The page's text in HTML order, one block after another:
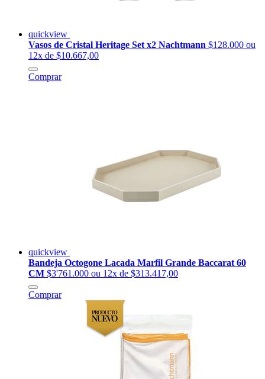
quickview
Vasos de Cristal Heritage Set x2 Nachtmann $128.000 ou
12x de $10.667,00
Comprar
quickview
Bandeja Octogone Lacada Marfil Grande Baccarat 60
CM $3'761.000 ou 12x de $313.417,00
Comprar